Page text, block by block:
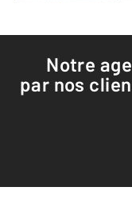
Notre
par nos